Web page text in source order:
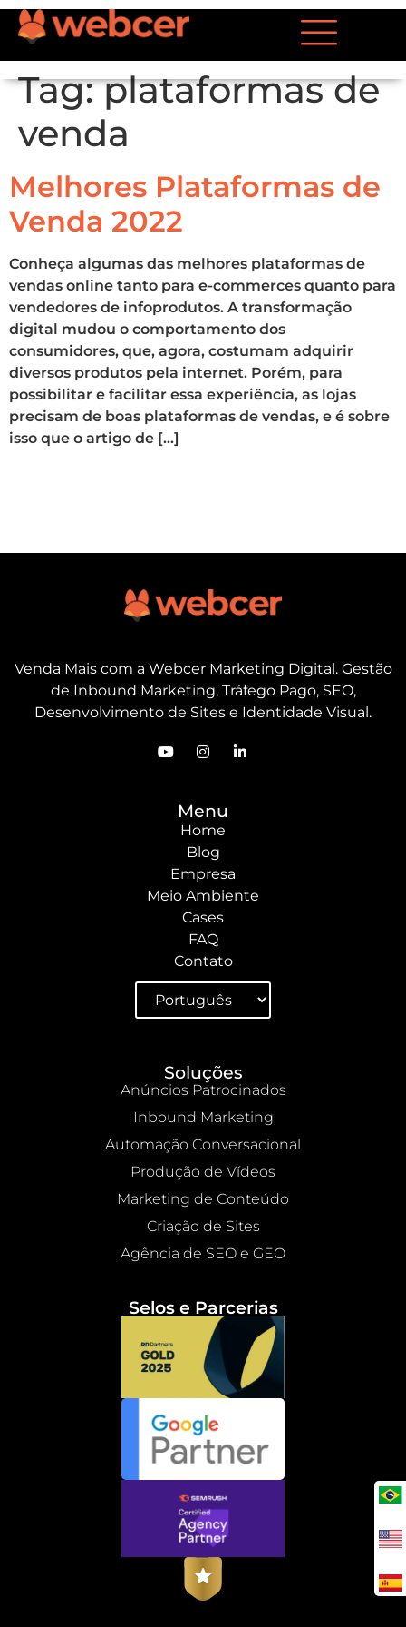
Tag:plataformas de
venda
Melhores Plataformas de
Venda 2022
Conheça algumas das melhores plataformas de
vendas online tanto para e-commerces quanto para
vendedores de infoprodutos. A transformação
digital mudou o comportamento dos
consumidores, que, agora, costumam adquirir
diversos produtos pela internet. Porém, para
possibilitar e facilitar essa experiência, as lojas
precisam de boas plataformas de vendas, e é sobre
isso que o artigo de […]
Venda Mais com a Webcer Marketing Digital. Gestão
de Inbound Marketing, Tráfego Pago, SEO,
Desenvolvimento de Sites e Identidade Visual.
Menu
Home
Blog
Empresa
Meio Ambiente
Cases
FAQ
Contato
Soluções
Anúncios Patrocinados
Inbound Marketing
Automação Conversacional
Produção de Vídeos
Marketing de Conteúdo
Criação de Sites
Agência de SEO e GEO
Selos e Parcerias